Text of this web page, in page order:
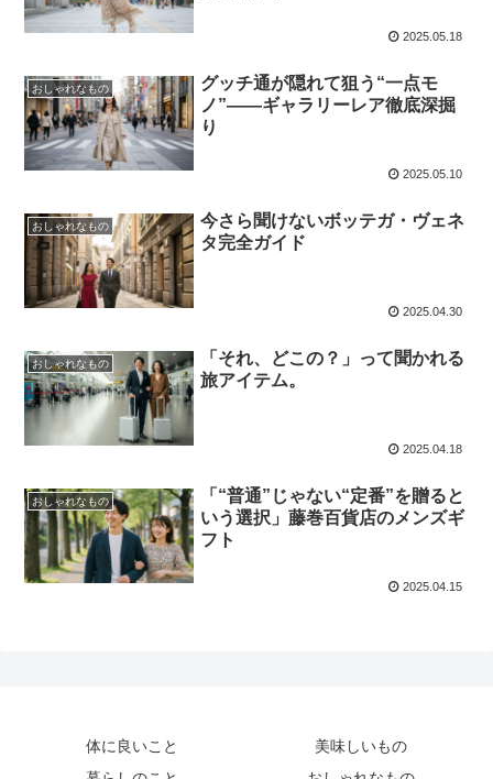
2025.05.18
おしゃれなもの
グッチ通が隠れて狙う“一点モ
ノ”——ギャラリーレア徹底深掘
り
2025.05.10
おしゃれなもの
今さら聞けないボッテガ・ヴェネ
タ完全ガイド
2025.04.30
おしゃれなもの
「それ、どこの？」って聞かれる
旅アイテム。
2025.04.18
おしゃれなもの
「“普通”じゃない“定番”を贈ると
いう選択」藤巻百貨店のメンズギ
フト
2025.04.15
体に良いこと
美味しいもの